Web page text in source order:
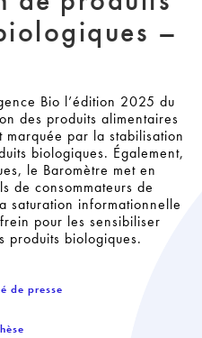
–
Bio l’édition 2025 du
des produits alimentaires
par la stabilisation
biologiques. Également,
le Baromètre met en
de consommateurs de
saturation informationnelle
pour les sensibiliser
produits biologiques.
de presse